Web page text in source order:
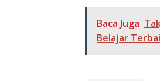
Baca Juga
Belajar